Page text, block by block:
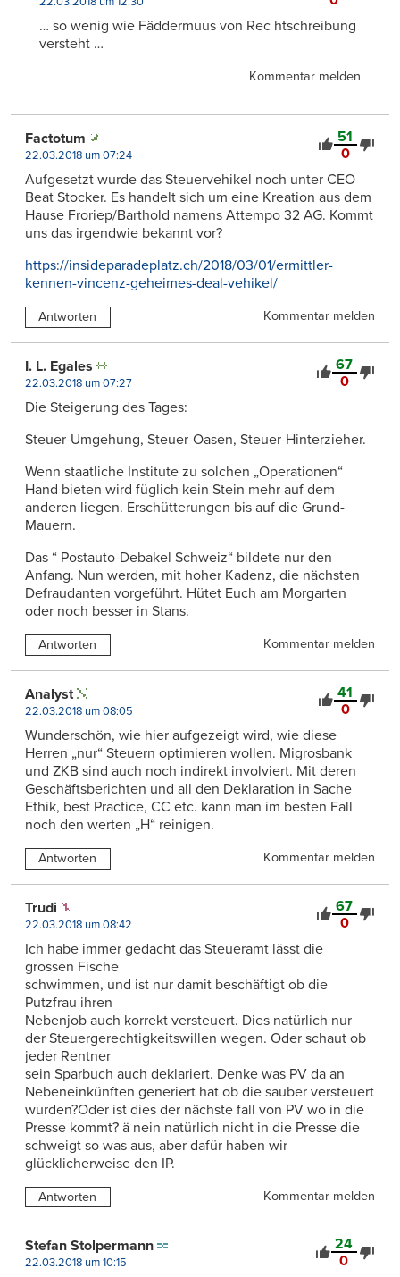
… so wenig wie Fäddermuus von Rec htschreibung
versteht …
Kommentar melden
51
0
Factotum
22.03.2018 um 07:24
Aufgesetzt wurde das Steuervehikel noch unter CEO
Beat Stocker. Es handelt sich um eine Kreation aus dem
Hause Froriep/Barthold namens Attempo 32 AG. Kommt
uns das irgendwie bekannt vor?
https://insideparadeplatz.ch/2018/03/01/ermittler-
kennen-vincenz-geheimes-deal-vehikel/
Antworten Kommentar melden
67
0
I. L. Egales
22.03.2018 um 07:27
Die Steigerung des Tages:
Steuer-Umgehung, Steuer-Oasen, Steuer-Hinterzieher.
Wenn staatliche Institute zu solchen „Operationen“
Hand bieten wird füglich kein Stein mehr auf dem
anderen liegen. Erschütterungen bis auf die Grund-
Mauern.
Das “ Postauto-Debakel Schweiz“ bildete nur den
Anfang. Nun werden, mit hoher Kadenz, die nächsten
Defraudanten vorgeführt. Hütet Euch am Morgarten
oder noch besser in Stans.
Antworten Kommentar melden
41
0
Analyst
22.03.2018 um 08:05
Wunderschön, wie hier aufgezeigt wird, wie diese
Herren „nur“ Steuern optimieren wollen. Migrosbank
und ZKB sind auch noch indirekt involviert. Mit deren
Geschäftsberichten und all den Deklaration in Sache
Ethik, best Practice, CC etc. kann man im besten Fall
noch den werten „H“ reinigen.
Antworten Kommentar melden
67
0
Trudi
22.03.2018 um 08:42
Ich habe immer gedacht das Steueramt lässt die
grossen Fische
schwimmen, und ist nur damit beschäftigt ob die
Putzfrau ihren
Nebenjob auch korrekt versteuert. Dies natürlich nur
der Steuergerechtigkeitswillen wegen. Oder schaut ob
jeder Rentner
sein Sparbuch auch deklariert. Denke was PV da an
Nebeneinkünften generiert hat ob die sauber versteuert
wurden?Oder ist dies der nächste fall von PV wo in die
Presse kommt? ä nein natürlich nicht in die Presse die
schweigt so was aus, aber dafür haben wir
glücklicherweise den IP.
Antworten Kommentar melden
24
0
Stefan Stolpermann
22.03.2018 um 10:15